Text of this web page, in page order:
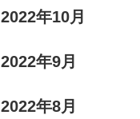
2022年10月
2022年9月
2022年8月